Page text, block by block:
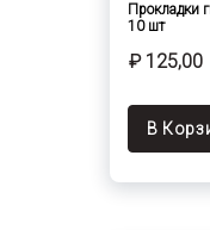
Прокладки
10 шт
₽ 125,00
В